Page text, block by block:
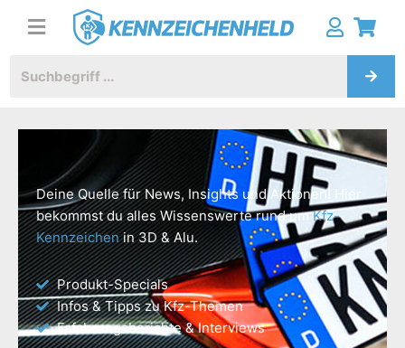
Deine Quelle für News, Insights und Aktionen! Hier
bekommst du alles Wissenswerte rund umKfz-
Kennzeichenin 3D & Alu.
Produkt-Specials
Infos & Tipps zu Kfz-Themen
Erfahrungsberichte & Interviews